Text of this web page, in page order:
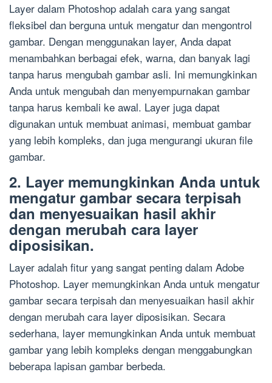
Layer dalam Photoshop adalah cara yang sangat
fleksibel dan berguna untuk mengatur dan mengontrol
gambar. Dengan menggunakan layer, Anda dapat
menambahkan berbagai efek, warna, dan banyak lagi
tanpa harus mengubah gambar asli. Ini memungkinkan
Anda untuk mengubah dan menyempurnakan gambar
tanpa harus kembali ke awal. Layer juga dapat
digunakan untuk membuat animasi, membuat gambar
yang lebih kompleks, dan juga mengurangi ukuran file
gambar.
2. Layer memungkinkan Anda untuk
mengatur gambar secara terpisah
dan menyesuaikan hasil akhir
dengan merubah cara layer
diposisikan.
Layer adalah fitur yang sangat penting dalam Adobe
Photoshop. Layer memungkinkan Anda untuk mengatur
gambar secara terpisah dan menyesuaikan hasil akhir
dengan merubah cara layer diposisikan. Secara
sederhana, layer memungkinkan Anda untuk membuat
gambar yang lebih kompleks dengan menggabungkan
beberapa lapisan gambar berbeda.